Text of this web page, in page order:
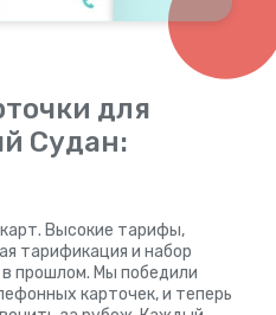
для
Судан:
Высокие тарифы,
тарификация и набор
прошлом. Мы победили
карточек, и теперь